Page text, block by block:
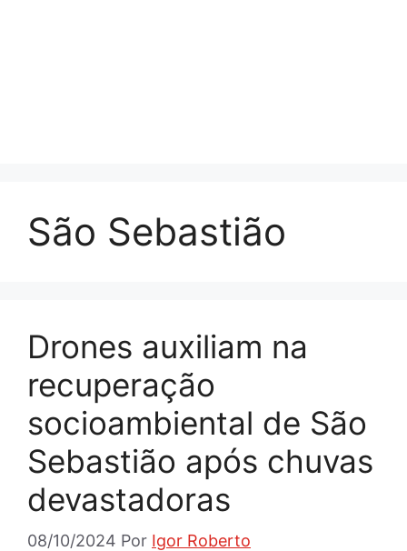
São Sebastião
Drones auxiliam na
recuperação
socioambiental de São
Sebastião após chuvas
devastadoras
08/10/2024 Por Igor Roberto